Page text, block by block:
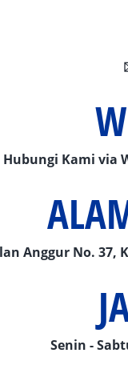
Hubungi Kami via
Anggur No. 37,
Senin -